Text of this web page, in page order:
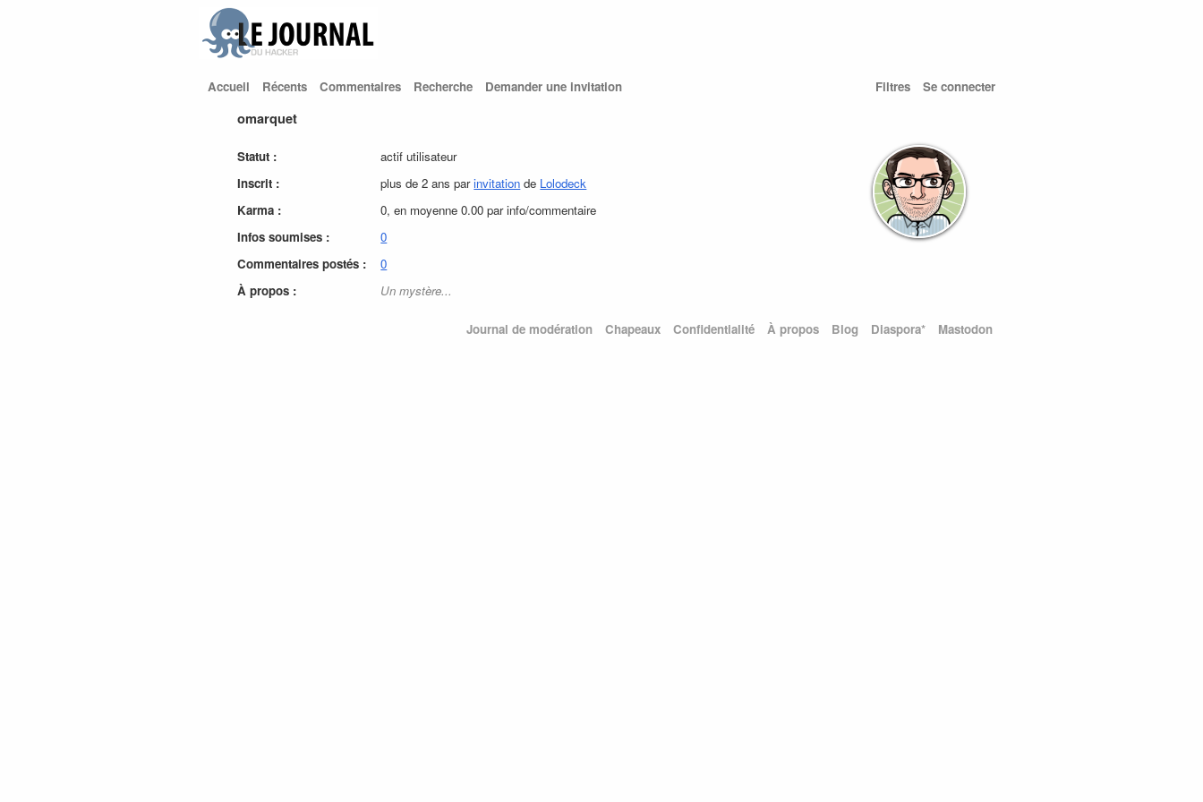
Accueil Récents Commentaires Recherche Demander une invitation Filtres Se connecter
omarquet
Statut :
actif utilisateur
Inscrit :
plus de 2 ans parinvitation de Lolodeck
Karma :
0, en moyenne 0.00 par info/commentaire
Infos soumises :
0
Commentaires postés :
0
À propos :
Un mystère...
Journal de modération Chapeaux Confidentialité À propos Blog Diaspora* Mastodon